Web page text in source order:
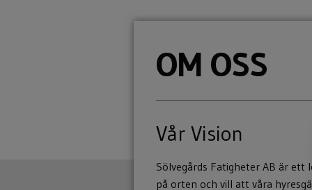
OM OSS
Vår Vision
Sölvegårds Fatigheter AB är
på orten och vill att våra